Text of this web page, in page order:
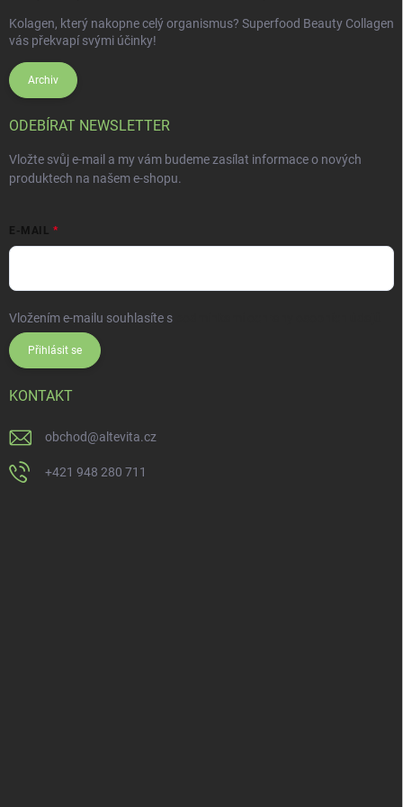
Kolagen, který nakopne celý organismus? Superfood Beauty Collagen
vás překvapí svými účinky!
Archiv
ODEBÍRAT NEWSLETTER
Vložte svůj e-mail a my vám budeme zasílat informace o nových
produktech na našem e-shopu.
E-MAIL
Vložením e-mailu souhlasíte s
Přihlásit se
KONTAKT
obchod@altevita.cz
+421 948 280 711